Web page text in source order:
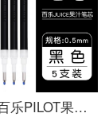
日本进口百乐PILOT果汁笔LJU-10EF水笔按动中性笔学生考试专用笔速干签字笔黑笔果汁笔芯0.5 黑色笔芯五支